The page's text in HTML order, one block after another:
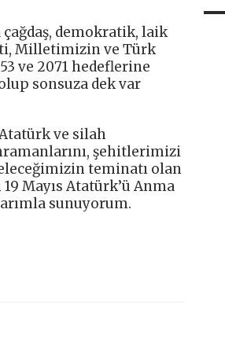
çağdaş, demokratik, laik
Milletimizin ve Türk
ve 2071 hedeflerine
sonsuza dek var
ve silah
şehitlerimizi
teminatı olan
Mayıs Atatürk’ü Anma
sunuyorum.